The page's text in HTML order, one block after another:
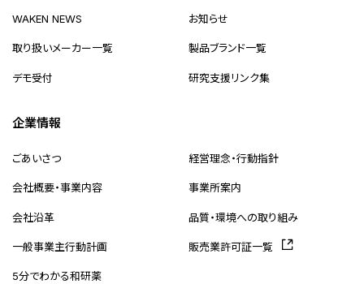
WAKEN NEWS お知らせ
取り扱いメーカー一覧 製品ブランド一覧
デモ受付 研究支援リンク集
企業情報
ごあいさつ 経営理念・行動指針
会社概要・事業内容 事業所案内
会社沿革 品質・環境への取り組み
一般事業主行動計画 販売業許可証一覧
5分でわかる和研薬